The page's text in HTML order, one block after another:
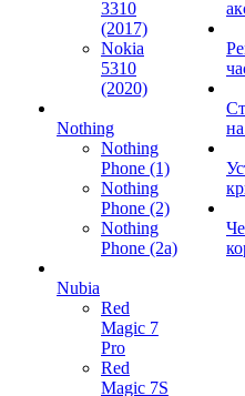
3310
(2017)
Nokia
5310
(2020)
Nothing
Nothing
Phone (1)
Nothing
Phone (2)
Nothing
Phone (2a)
Nubia
Red
Magic 7
Pro
Red
Magic 7S